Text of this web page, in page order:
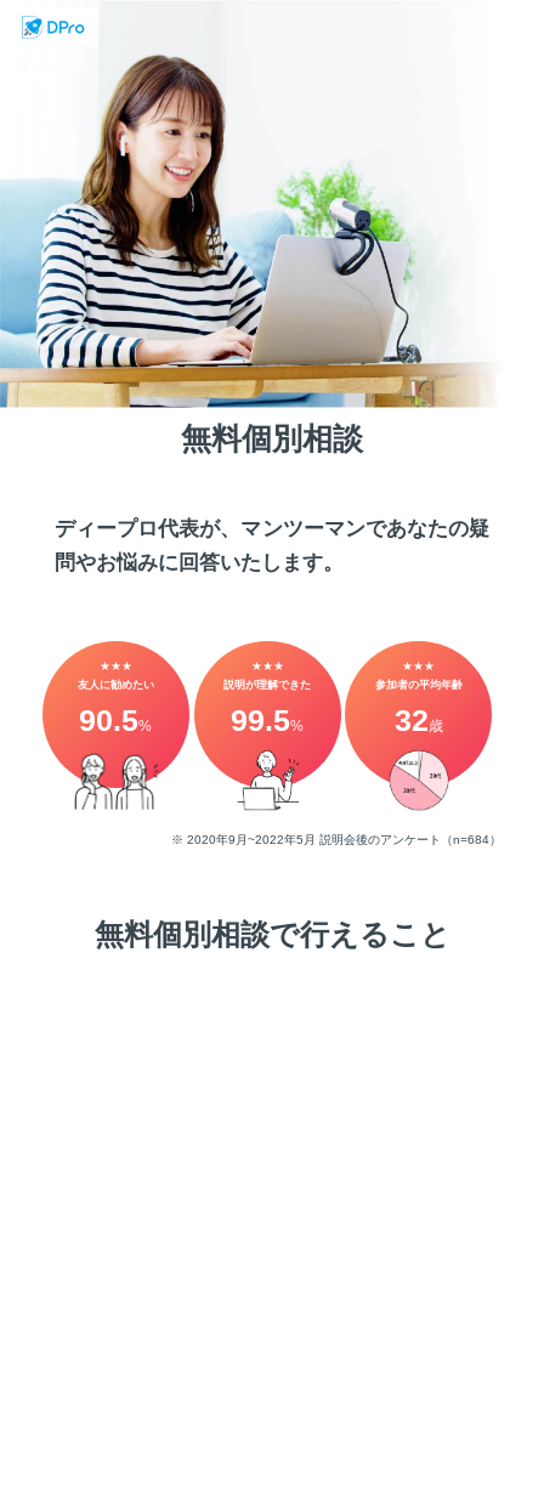
無料個別相談
ディープロ代表が、マンツーマンであなたの疑
問やお悩みに回答いたします。
★★★
友人に勧めたい
90.5%
★★★
説明が理解できた
99.5%
★★★
参加者の平均年齢
32歳
※ 2020年9月~2022年5月 説明会後のアンケート（n=684）
無料個別相談で行えること